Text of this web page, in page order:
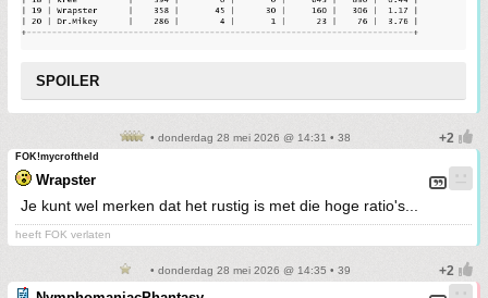
SPOILER
• donderdag 28 mei 2026 @ 14:31 • 38
FOK!mycroftheld
Wrapster
Je kunt wel merken dat het rustig is met die hoge ratio's...
heeft FOK verlaten
• donderdag 28 mei 2026 @ 14:35 • 39